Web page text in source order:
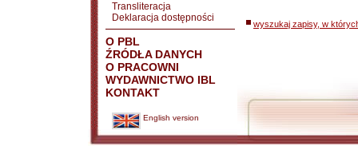
Transliteracja
Deklaracja dostępności
O PBL
ŹRÓDŁA DANYCH
O PRACOWNI
WYDAWNICTWO IBL
KONTAKT
English version
wyszukaj zapisy, w